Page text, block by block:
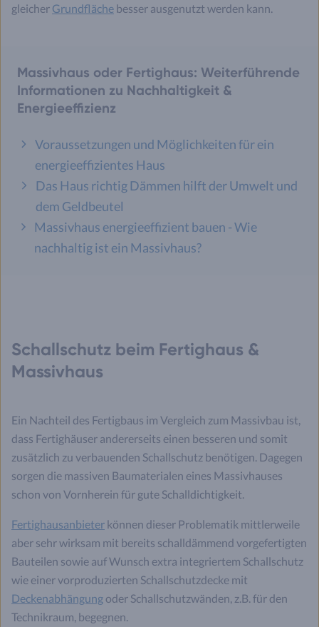
gleicher Grundfläche besser ausgenutzt werden kann.
Massivhaus oder Fertighaus: Weiterführende
Informationen zu Nachhaltigkeit &
Energieeffizienz
Voraussetzungen und Möglichkeiten für ein
energieeffizientes Haus
Das Haus richtig Dämmen hilft der Umwelt und
dem Geldbeutel
Massivhaus energieeffizient bauen - Wie
nachhaltig ist ein Massivhaus?
Schallschutz beim Fertighaus &
Massivhaus
Ein Nachteil des Fertigbaus im Vergleich zum Massivbau ist,
dass Fertighäuser andererseits einen besseren und somit
zusätzlich zu verbauenden Schallschutz benötigen. Dagegen
sorgen die massiven Baumaterialen eines Massivhauses
schon von Vornherein für gute Schalldichtigkeit.
Fertighausanbieter können dieser Problematik mittlerweile
aber sehr wirksam mit bereits schalldämmend vorgefertigten
Bauteilen sowie auf Wunsch extra integriertem Schallschutz
wie einer vorproduzierten Schallschutzdecke mit
Deckenabhängung oder Schallschutzwänden, z.B. für den
Technikraum, begegnen.